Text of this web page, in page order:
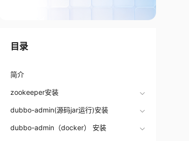
目录
简介
zookeeper安装
dubbo-admin(源码jar运行)安装
dubbo-admin（docker） 安装